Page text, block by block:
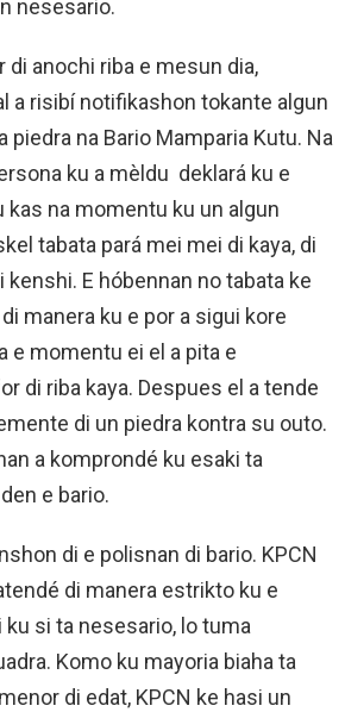
nesesario.
di anochi riba e mesun dia,
a risibí notifikashon tokante algun
piedra na Bario Mamparia Kutu. Na
ku a mèldu deklará ku e
kas na momentu ku un algun
tabata pará mei mei di kaya, di
kenshi. E hóbennan no tabata ke
manera ku e por a sigui kore
e momentu ei el a pita e
di riba kaya. Despues el a tende
di un piedra kontra su outo.
a komprondé ku esaki ta
e bario.
di e polisnan di bario. KPCN
di manera estrikto ku e
si ta nesesario, lo tuma
Komo ku mayoria biaha ta
di edat, KPCN ke hasi un